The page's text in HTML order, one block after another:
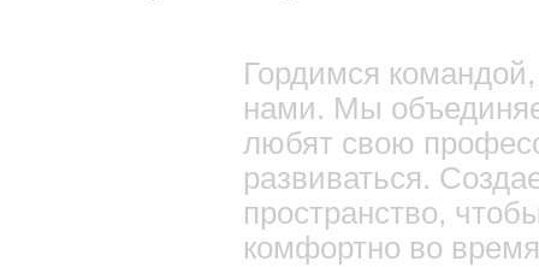
Гордимся
нами. Мы
любят свою
развиваться.
пространство,
комфортно во